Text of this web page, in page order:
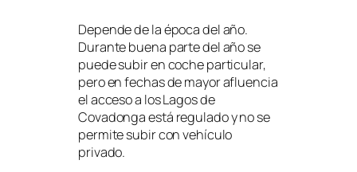
Depende de la época del año.
Durante buena parte del año se
puede subir en coche particular,
pero en fechas de mayor afluencia
el acceso a los Lagos de
Covadonga está regulado y no se
permite subir con vehículo
privado.